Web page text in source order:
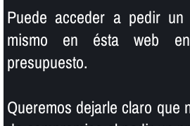
Puede acceder a pedir
mismo en ésta web
presupuesto.
Queremos dejarle claro que